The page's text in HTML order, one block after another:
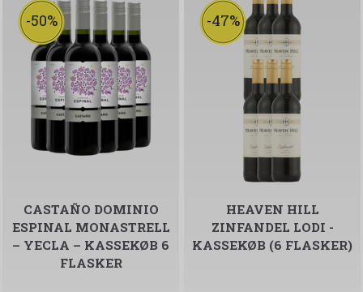
-50%
CASTAÑO DOMINIO
ESPINAL MONASTRELL
– YECLA – KASSEKØB 6
FLASKER
-47%
HEAVEN HILL
ZINFANDEL LODI -
KASSEKØB (6 FLASKER)